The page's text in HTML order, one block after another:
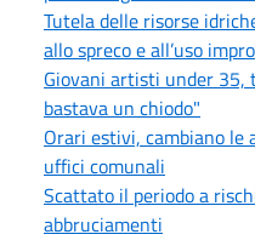
Tutela delle risorse
allo spreco e all’uso
Giovani artisti under 35,
bastava un chiodo"
Orari estivi, cambiano le
uffici comunali
Scattato il periodo a
abbruciamenti